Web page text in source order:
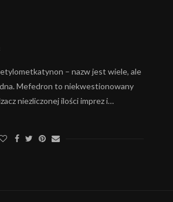
– nazw jest wiele, ale
Mefedron to niekwestionowany
niezliczonej ilości imprez i…